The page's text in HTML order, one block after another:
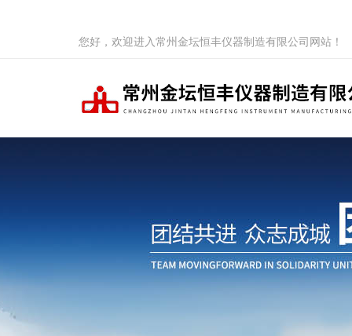
您好，欢迎进入常州金坛恒丰仪器制造有限公司网站！